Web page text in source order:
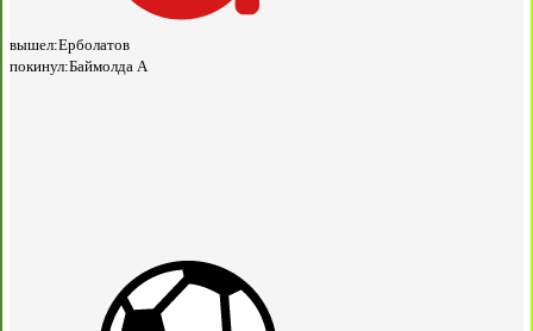
вышел:Ерболатов
покинул:Баймолда А